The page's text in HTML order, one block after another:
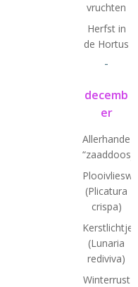
vruchten
Herfst in
de Hortus
-
decemb
er
Allerhande
(Plicatura
crispa)
Kerstlichtjes
(Lunaria
rediviva)
Winterrust